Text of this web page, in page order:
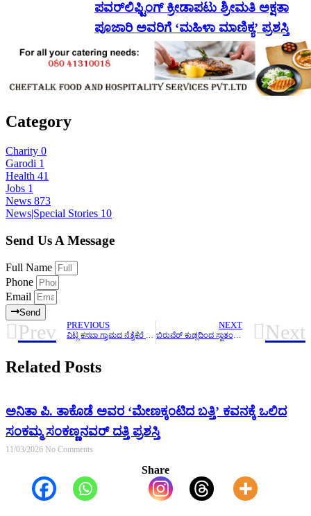
ಪವರ್‌ಲಿಫ್ಟಿಂಗ್ ಕ್ರೀಡಾಪಟು ಶ್ರೀಮತಿ ಅಕ್ಷತಾ
ಪೂಜಾರಿ ಅವರಿಗೆ ‘ಮಹಿಳಾ ಮಾಣಿಕ್ಯ’ ಪ್ರಶಸ್ತಿ
Category
Charity 0
Garodi 1
Health 41
Jobs 1
News 873
News|Special Stories 10
Send Us A Message
Full Name
Phone
Email
Send
Prev PREVIOUS NEXT
ಬಿರುವೆರ್ ಕುಡ್ಲದಿಂದ ಸ್ವಾತಂತ್ರ್ಯ ದಿನಾಚರಣೆ ಮೂರು ಕುಟುಂಬಗಳಿಗೆ 1 ಲಕ್ಷ ರೂ.ನೆರವು Next
Related Posts
ಅನಿತಾ ಪಿ. ತಾಕೊಡೆ ಅವರ ‘ಮೇಣಕ್ಕಂಟಿದ ಬತ್ತಿ’ ಕವನಕ್ಕೆ ಒಲಿದ
ಸಂಕಮ್ಮ ಸಂಕಣ್ಣನವರ್ ದತ್ತಿ ಪ್ರಶಸ್ತಿ
11/03/2026 No Comments
Share